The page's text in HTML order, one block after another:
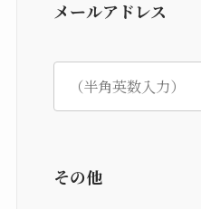
メールアドレス
その他